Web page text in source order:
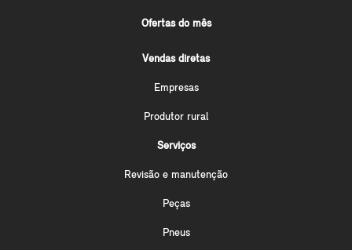
Ofertas do mês
Vendas diretas
Empresas
Produtor rural
Serviços
Revisão e manutenção
Peças
Pneus